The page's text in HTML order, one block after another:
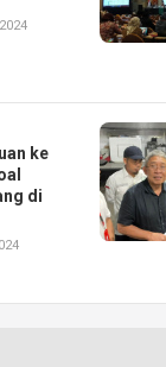
ke
di